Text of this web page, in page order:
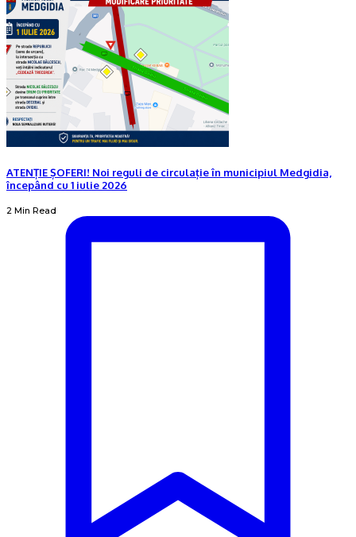
ATENȚIE ȘOFERI! Noi reguli de circulație în municipiul Medgidia,
începând cu 1 iulie 2026
2 Min Read